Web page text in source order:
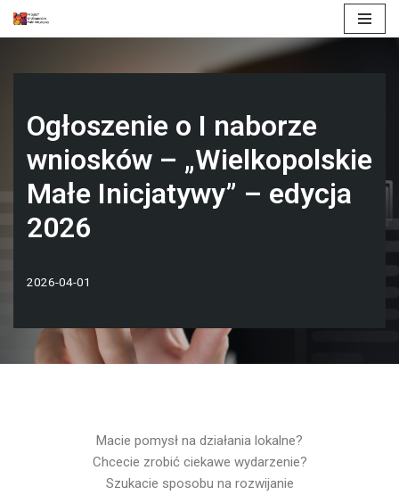
do
Ogłoszenie o I naborze
wniosków – „Wielkopolskie
Małe Inicjatywy” – edycja
2026
2026-04-01
Macie pomysł na działania lokalne?
Chcecie zrobić ciekawe wydarzenie?
Szukacie sposobu na rozwijanie